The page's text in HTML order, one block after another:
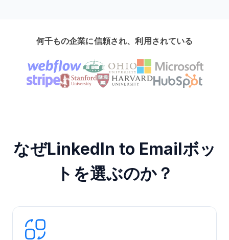
何千もの企業に信頼され、利用されている
なぜLinkedIn to Emailボッ
トを選ぶのか？